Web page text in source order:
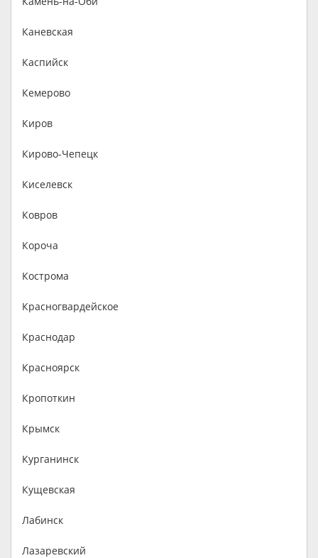
Каневская
Каспийск
Кемерово
Киров
Кирово-Чепецк
Киселевск
Ковров
Короча
Кострома
Красногвардейское
Краснодар
Красноярск
Кропоткин
Крымск
Курганинск
Кущевская
Лабинск
Лазаревский